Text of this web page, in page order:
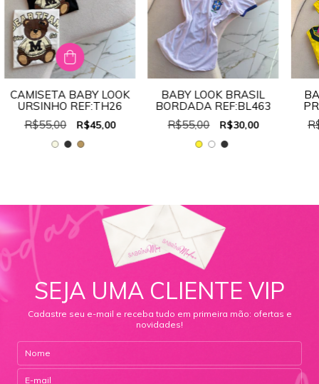
CAMISETA BABY LOOK
URSINHO REF:TH26
R$55,00
R$45,00
BABY LOOK BRASIL
BORDADA REF:BL463
R$55,00
R$30,00
SEJA UMA CLIENTE VIP
Cadastre seu e-mail e receba tudo em primeira mão: ofertas e
novidades!